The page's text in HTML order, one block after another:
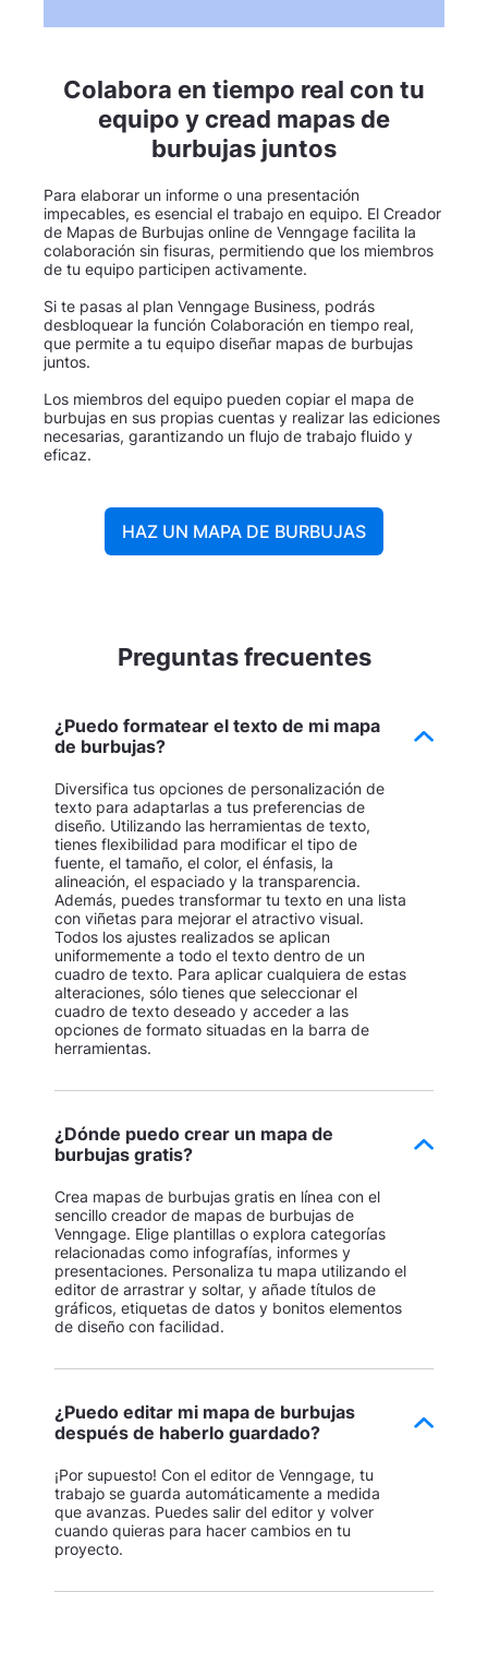
Colabora en tiempo real con tu
equipo y cread mapas de
burbujas juntos
Para elaborar un informe o una presentación
impecables, es esencial el trabajo en equipo. El Creador
de Mapas de Burbujas online de Venngage facilita la
colaboración sin fisuras, permitiendo que los miembros
de tu equipo participen activamente.
Si te pasas al plan Venngage Business, podrás
desbloquear la función Colaboración en tiempo real,
que permite a tu equipo diseñar mapas de burbujas
juntos.
Los miembros del equipo pueden copiar el mapa de
burbujas en sus propias cuentas y realizar las ediciones
necesarias, garantizando un flujo de trabajo fluido y
eficaz.
HAZ UN MAPA DE BURBUJAS
Preguntas frecuentes
¿Puedo formatear el texto de mi mapa
de burbujas?
Diversifica tus opciones de personalización de
texto para adaptarlas a tus preferencias de
diseño. Utilizando las herramientas de texto,
tienes flexibilidad para modificar el tipo de
fuente, el tamaño, el color, el énfasis, la
alineación, el espaciado y la transparencia.
Además, puedes transformar tu texto en una lista
con viñetas para mejorar el atractivo visual.
Todos los ajustes realizados se aplican
uniformemente a todo el texto dentro de un
cuadro de texto. Para aplicar cualquiera de estas
alteraciones, sólo tienes que seleccionar el
cuadro de texto deseado y acceder a las
opciones de formato situadas en la barra de
herramientas.
¿Dónde puedo crear un mapa de
burbujas gratis?
Crea mapas de burbujas gratis en línea con el
sencillo creador de mapas de burbujas de
Venngage. Elige plantillas o explora categorías
relacionadas como infografías, informes y
presentaciones. Personaliza tu mapa utilizando el
editor de arrastrar y soltar, y añade títulos de
gráficos, etiquetas de datos y bonitos elementos
de diseño con facilidad.
¿Puedo editar mi mapa de burbujas
después de haberlo guardado?
¡Por supuesto! Con el editor de Venngage, tu
trabajo se guarda automáticamente a medida
que avanzas. Puedes salir del editor y volver
cuando quieras para hacer cambios en tu
proyecto.